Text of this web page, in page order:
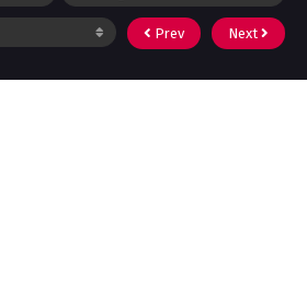
Prev Next